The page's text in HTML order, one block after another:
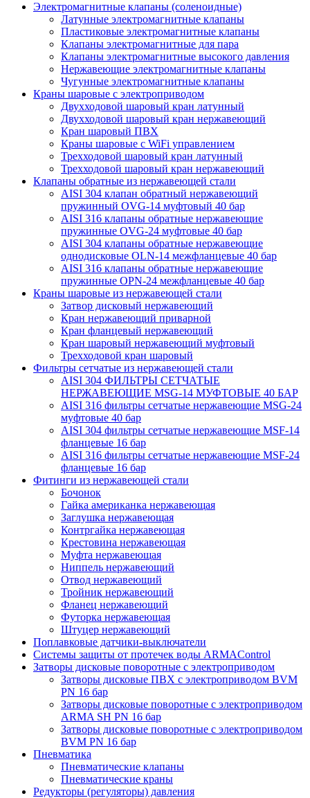
Электромагнитные клапаны (соленоидные)
Латунные электромагнитные клапаны
Пластиковые электромагнитные клапаны
Клапаны электромагнитные для пара
Клапаны электромагнитные высокого давления
Нержавеющие электромагнитные клапаны
Чугунные электромагнитные клапаны
Краны шаровые с электроприводом
Двухходовой шаровый кран латунный
Двухходовой шаровый кран нержавеющий
Кран шаровый ПВХ
Краны шаровые с WiFi управлением
Трехходовой шаровый кран латунный
Трехходовой шаровый кран нержавеющий
Клапаны обратные из нержавеющей стали
AISI 304 клапан обратный нержавеющий
пружинный OVG-14 муфтовый 40 бар
AISI 316 клапаны обратные нержавеющие
пружинные OVG-24 муфтовые 40 бар
AISI 304 клапаны обратные нержавеющие
однодисковые OLN-14 межфланцевые 40 бар
AISI 316 клапаны обратные нержавеющие
пружинные OPN-24 межфланцевые 40 бар
Краны шаровые из нержавеющей стали
Затвор дисковый нержавеющий
Кран нержавеющий приварной
Кран фланцевый нержавеющий
Кран шаровый нержавеющий муфтовый
Трехходовой кран шаровый
Фильтры сетчатые из нержавеющей стали
AISI 304 ФИЛЬТРЫ СЕТЧАТЫЕ
НЕРЖАВЕЮЩИЕ MSG-14 МУФТОВЫЕ 40 БАР
AISI 316 фильтры сетчатые нержавеющие MSG-24
муфтовые 40 бар
AISI 304 фильтры сетчатые нержавеющие MSF-14
фланцевые 16 бар
AISI 316 фильтры сетчатые нержавеющие MSF-24
фланцевые 16 бар
Фитинги из нержавеющей стали
Бочонок
Гайка американка нержавеющая
Заглушка нержавеющая
Контргайка нержавеющая
Крестовина нержавеющая
Муфта нержавеющая
Ниппель нержавеющий
Отвод нержавеющий
Тройник нержавеющий
Фланец нержавеющий
Футорка нержавеющая
Штуцер нержавеющий
Поплавковые датчики-выключатели
Системы защиты от протечек воды ARMAControl
Затворы дисковые поворотные с электроприводом
Затворы дисковые ПВХ с электроприводом BVM
PN 16 бар
Затворы дисковые поворотные с электроприводом
ARMA SH PN 16 бар
Затворы дисковые поворотные с электроприводом
BVM PN 16 бар
Пневматика
Пневматические клапаны
Пневматические краны
Редукторы (регуляторы) давления